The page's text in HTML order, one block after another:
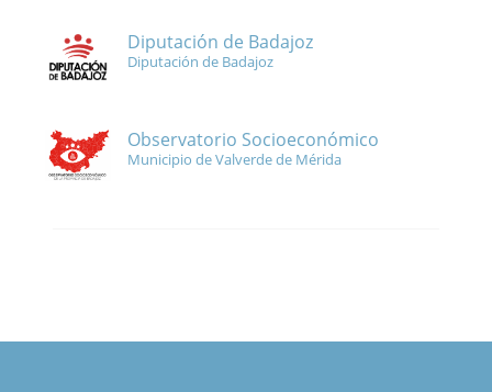
Diputación de Badajoz
Diputación de Badajoz
Observatorio Socioeconómico
Municipio de Valverde de Mérida